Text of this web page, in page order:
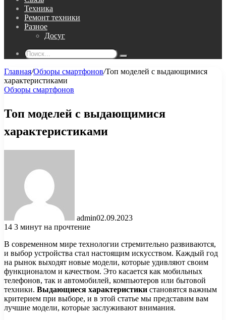
Техника
Ремонт техники
Разное
Досуг
Поиск...
Главная/Обзоры смартфонов/Топ моделей с выдающимися
характеристиками
Обзоры смартфонов
Топ моделей с выдающимися
характеристиками
admin02.09.2023
14 3 минут на прочтение
В современном мире технологии стремительно развиваются,
и выбор устройства стал настоящим искусством. Каждый год
на рынок выходят новые модели, которые удивляют своим
функционалом и качеством. Это касается как мобильных
телефонов, так и автомобилей, компьютеров или бытовой
техники. Выдающиеся характеристики становятся важным
критерием при выборе, и в этой статье мы представим вам
лучшие модели, которые заслуживают внимания.